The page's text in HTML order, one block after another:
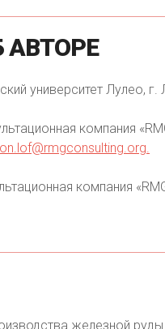
АВТОРЕ
университет Лулео,
компания
.
компания
железной